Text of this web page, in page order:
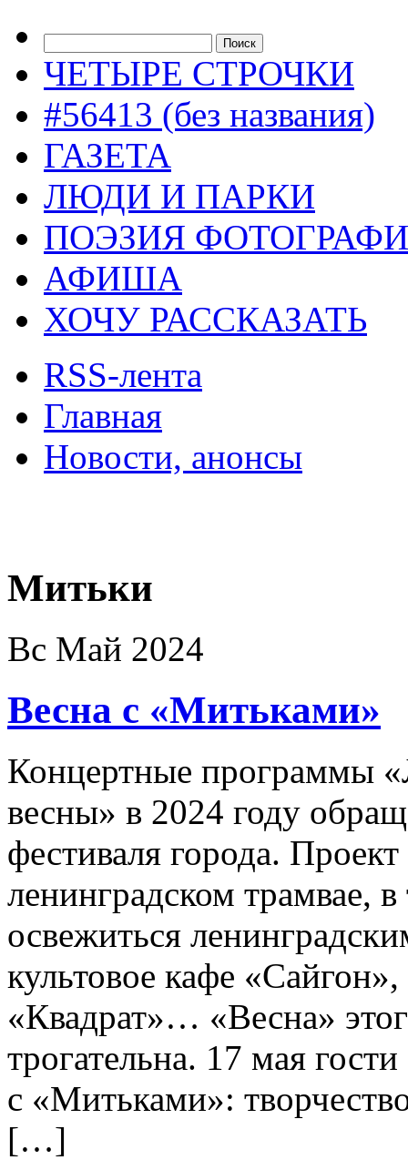
ЧЕТЫРЕ СТРОЧКИ
#56413 (без названия)
ГАЗЕТА
ЛЮДИ И ПАРКИ
ПОЭЗИЯ
АФИША
ХОЧУ РАССКАЗАТЬ
RSS-лента
Главная
Новости, анонсы
Митьки
Вс Май 2024
Весна с «Митьками»
Концертные программы
весны» в 2024 году
фестиваля города.
ленинградском трамвае,
освежиться
культовое кафе
«Квадрат»… «Весна»
трогательна. 17 мая
с «Митьками»:
[…]